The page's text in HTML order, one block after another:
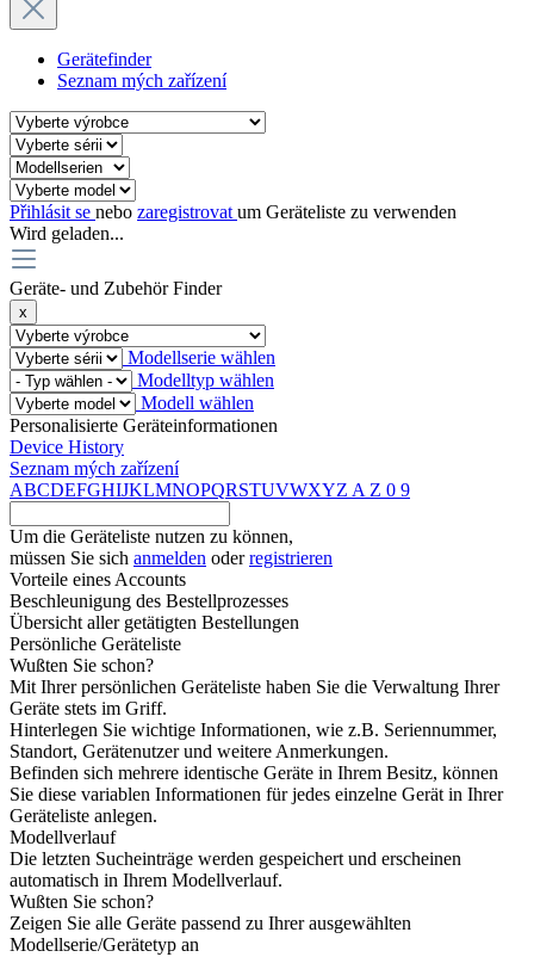
Gerätefinder
Seznam mých zařízení
Přihlásit se nebo zaregistrovat um Geräteliste zu verwenden
Wird geladen...
Geräte- und Zubehör Finder
x
Modellserie wählen
Modelltyp wählen
Modell wählen
Personalisierte Geräteinformationen
Device History
Seznam mých zařízení
ABCDEFGHIJKLMNOPQRSTUVWXYZ A Z 0 9
Um die Geräteliste nutzen zu können,
müssen Sie sich anmelden oderregistrieren
Vorteile eines Accounts
Beschleunigung des Bestellprozesses
Übersicht aller getätigten Bestellungen
Persönliche Geräteliste
Wußten Sie schon?
Mit Ihrer persönlichen Geräteliste haben Sie die Verwaltung Ihrer
Geräte stets im Griff.
Hinterlegen Sie wichtige Informationen, wie z.B. Seriennummer,
Standort, Gerätenutzer und weitere Anmerkungen.
Befinden sich mehrere identische Geräte in Ihrem Besitz, können
Sie diese variablen Informationen für jedes einzelne Gerät in Ihrer
Geräteliste anlegen.
Modellverlauf
Die letzten Sucheinträge werden gespeichert und erscheinen
automatisch in Ihrem Modellverlauf.
Wußten Sie schon?
Zeigen Sie alle Geräte passend zu Ihrer ausgewählten
Modellserie/Gerätetyp an